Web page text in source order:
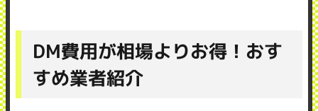
DM費用が相場よりお得！おす
すめ業者紹介